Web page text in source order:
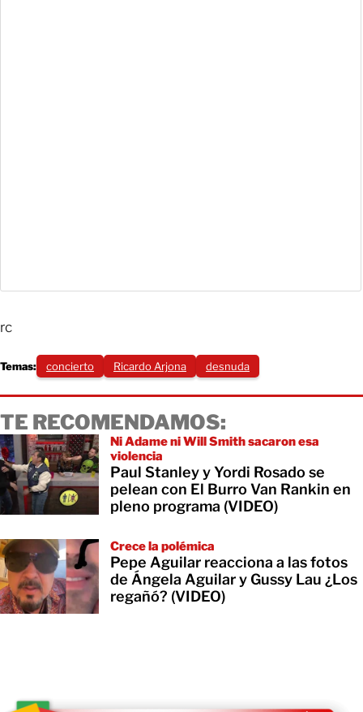
rc
Temas: concierto Ricardo Arjona desnuda
TE RECOMENDAMOS:
Ni Adame ni Will Smith sacaron esa
violencia
Paul Stanley y Yordi Rosado se
pelean con El Burro Van Rankin en
pleno programa (VIDEO)
Crece la polémica
Pepe Aguilar reacciona a las fotos
de Ángela Aguilar y Gussy Lau ¿Los
regañó? (VIDEO)